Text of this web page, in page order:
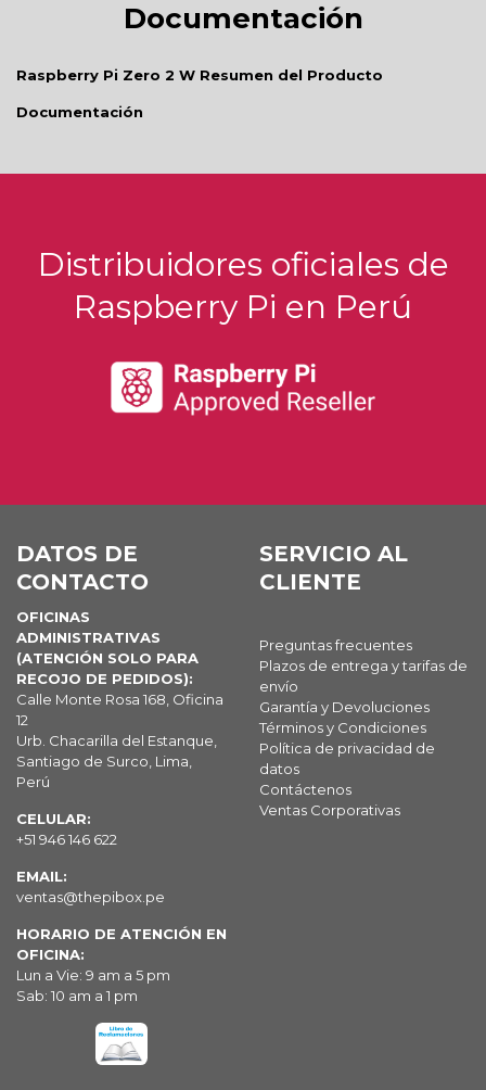
Documentación
Raspberry Pi Zero 2 W Resumen del Producto
Documentación
Distribuidores oficiales de
Raspberry Pi en Perú
DATOS DE
CONTACTO
OFICINAS
ADMINISTRATIVAS
(ATENCIÓN SOLO PARA
RECOJO DE PEDIDOS):
Calle Monte Rosa 168, Oficina
12
Urb. Chacarilla del Estanque,
Santiago de Surco, Lima,
Perú
CELULAR:
+51 946 146 622
EMAIL:
ventas@thepibox.pe
HORARIO DE ATENCIÓN EN
OFICINA:
Lun a Vie: 9 am a 5 pm
Sab: 10 am a 1 pm
SERVICIO AL
CLIENTE
Preguntas frecuentes
Plazos de entrega y tarifas de
envío
Garantía y Devoluciones
Términos y Condiciones
Política de privacidad de
datos
Contáctenos
Ventas Corporativas